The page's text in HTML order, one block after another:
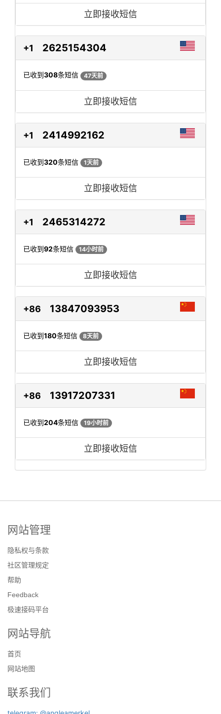
立即接收短信
+1 2625154304
已收到308条短信 47天前
立即接收短信
+1 2414992162
已收到320条短信 1天前
立即接收短信
+1 2465314272
已收到92条短信 14小时前
立即接收短信
+86 13847093953
已收到180条短信 8天前
立即接收短信
+86 13917207331
已收到204条短信 19小时前
立即接收短信
网站管理
隐私权与条款
社区管理规定
帮助
Feedback
极速接码平台
网站导航
首页
网站地图
联系我们